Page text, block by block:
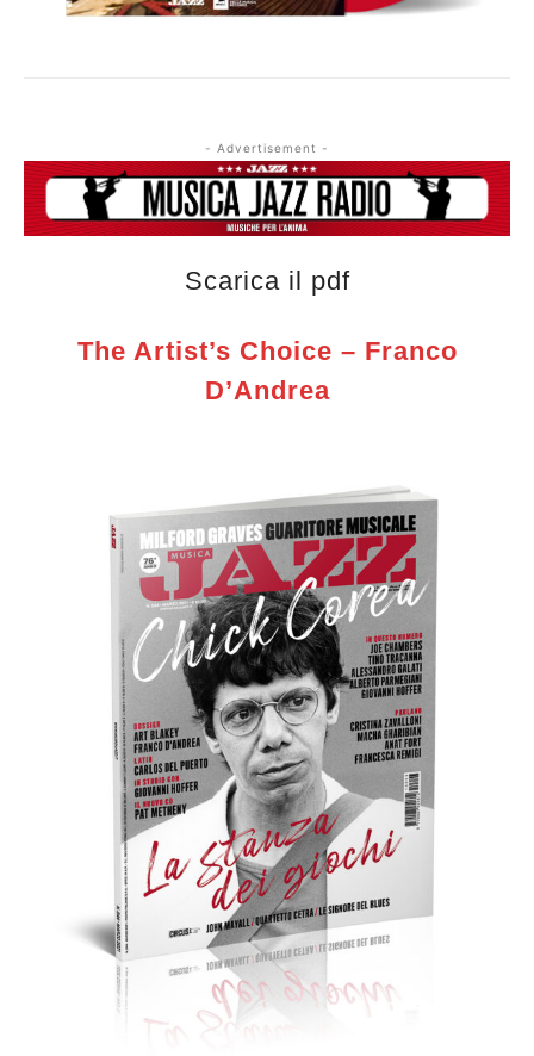
Musica Jazz di luglio 2026 è in
edicola
- Advertisement -
Scarica il pdf
The Artist’s Choice – Franco
D’Andrea